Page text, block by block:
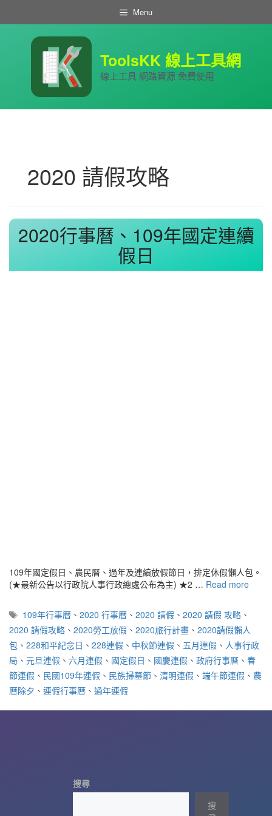
Menu
ToolsKK 線上工具網
線上工具 網路資源 免費使用
2020 請假攻略
2020行事曆、109年國定連續
假日
109年國定假日、農民曆、過年及連續放假節日，排定休假懶人包。
(★最新公告以行政院人事行政總處公布為主) ★2 … Read more
標
籤
109年行事曆 、2020 行事曆 、2020 請假 、2020 請假 攻略 、
2020 請假攻略 、 2020勞工放假 、 2020旅行計畫 、 2020請假懶人
包 、 228和平紀念日 、 228連假 、 中秋節連假 、 五月連假 、 人事行政
局 、 元旦連假 、 六月連假 、 國定假日 、 國慶連假 、 政府行事曆 、 春
節連假 、 民國109年連假 、 民族掃墓節 、 清明連假 、 端午節連假 、 農
曆除夕 、 連假行事曆 、 過年連假
搜尋
搜